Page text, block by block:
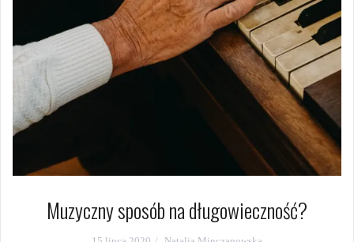
Muzyczny sposób na długowieczność?